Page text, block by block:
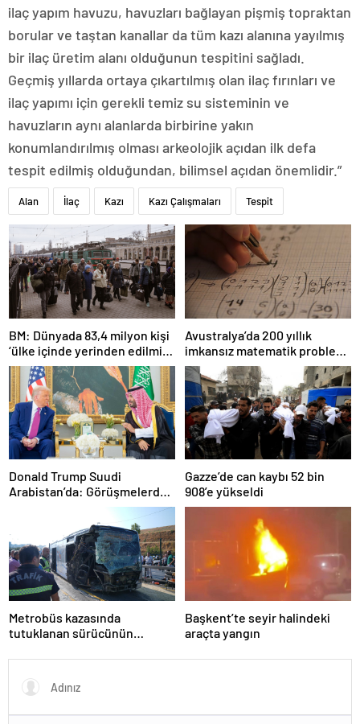
ilaç yapım havuzu, havuzları bağlayan pişmiş topraktan
borular ve taştan kanallar da tüm kazı alanına yayılmış
bir ilaç üretim alanı olduğunun tespitini sağladı.
Geçmiş yıllarda ortaya çıkartılmış olan ilaç fırınları ve
ilaç yapımı için gerekli temiz su sisteminin ve
havuzların aynı alanlarda birbirine yakın
konumlandırılmış olması arkeolojik açıdan ilk defa
tespit edilmiş olduğundan, bilimsel açıdan önemlidir.”
Alan İlaç Kazı Kazı Çalışmaları Tespit
BM: Dünyada 83,4 milyon kişi
‘ülke içinde yerinden edilmiş’
olarak yaşıyor
Avustralya’da 200 yıllık
imkansız matematik problemi
çözüldü
Donald Trump Suudi
Arabistan’da: Görüşmelerde
Gazze’de can kaybı 52 bin
908’e yükseldi
Metrobüs kazasında
tutuklanan sürücünün
Başkent’te seyir halindeki
araçta yangın